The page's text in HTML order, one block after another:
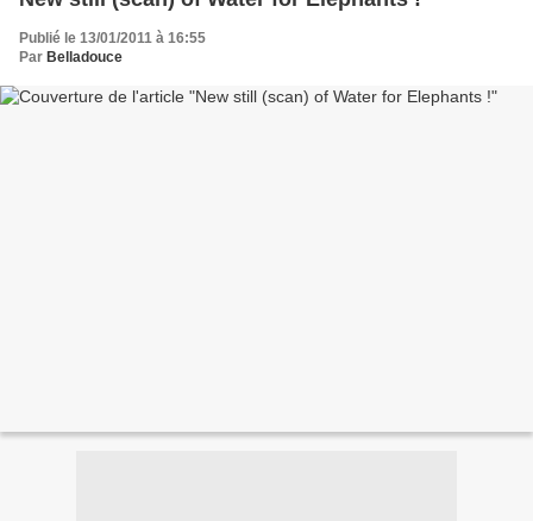
Publié le 13/01/2011 à 16:55
Par Belladouce